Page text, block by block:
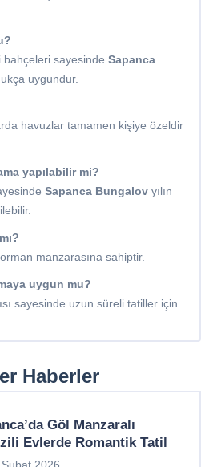
bahçeleri sayesinde Sapanca
uygundur.
havuzlar tamamen kişiye özeldir
yapılabilir mi?
Sapanca Bungalov yılın
manzarasına sahiptir.
uygun mu?
sayesinde uzun süreli tatiller için
Haberler
Göl Manzaralı
Evlerde Romantik Tatil